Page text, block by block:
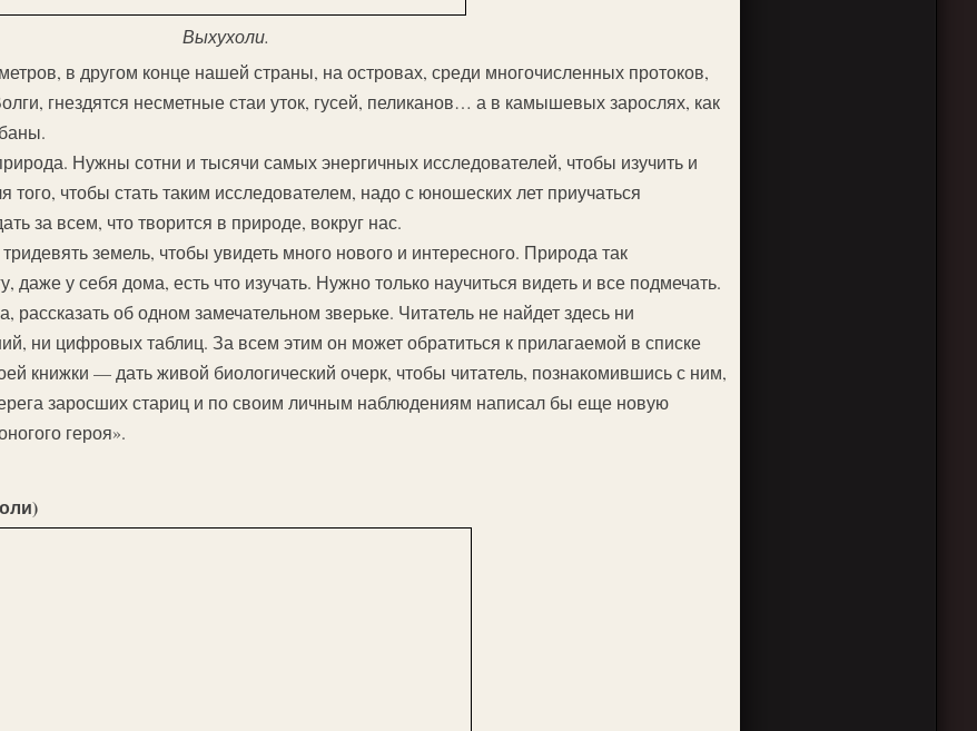
Выхухоли.
в другом конце нашей страны, на островах, среди многочисленных протоков,
гнездятся несметные стаи уток, гусей, пеликанов… а в камышевых зарослях, как
Нужны сотни и тысячи самых энергичных исследователей, чтобы изучить и
того, чтобы стать таким исследователем, надо с юношеских лет приучаться
за всем, что творится в природе, вокруг нас.
земель, чтобы увидеть много нового и интересного. Природа так
даже у себя дома, есть что изучать. Нужно только научиться видеть и все подмечать.
рассказать об одном замечательном зверьке. Читатель не найдет здесь ни
ни цифровых таблиц. За всем этим он может обратиться к прилагаемой в списке
книжки — дать живой биологический очерк, чтобы читатель, познакомившись с ним,
заросших стариц и по своим личным наблюдениям написал бы еще новую
героя».